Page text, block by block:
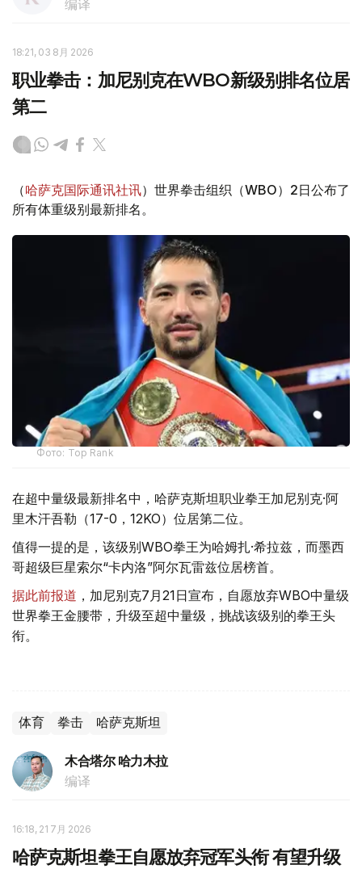
编译
18:21, 03 8月 2026
职业拳击：加尼别克在WBO新级别排名位居
第二
（哈萨克国际通讯社讯）世界拳击组织（WBO）2日公布了
所有体重级别最新排名。
Фото: Top Rank
在超中量级最新排名中，哈萨克斯坦职业拳王加尼别克·阿
里木汗吾勒（17-0，12KO）位居第二位。
值得一提的是，该级别WBO拳王为哈姆扎·希拉兹，而墨西
哥超级巨星索尔“卡内洛”阿尔瓦雷兹位居榜首。
据此前报道 ，加尼别克7月21日宣布，自愿放弃WBO中量级
世界拳王金腰带，升级至超中量级，挑战该级别的拳王头
衔。
体育 拳击 哈萨克斯坦
木合塔尔 哈力木拉
编译
16:18, 21 7月 2026
哈萨克斯坦拳王自愿放弃冠军头衔 有望升级